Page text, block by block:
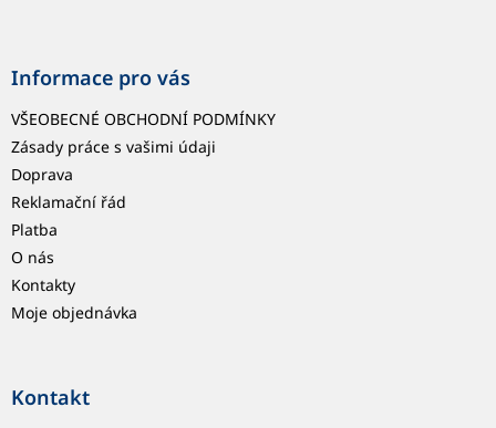
Informace pro vás
VŠEOBECNÉ OBCHODNÍ PODMÍNKY
Zásady práce s vašimi údaji
Doprava
Reklamační řád
Platba
O nás
Kontakty
Moje objednávka
Kontakt